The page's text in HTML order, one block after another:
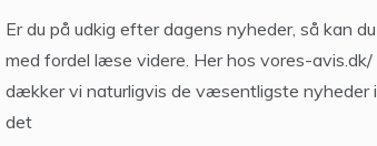
Er du på udkig efter dagens nyheder, så kan du
med fordel læse videre. Her hos vores-avis.dk/
dækker vi naturligvis de væsentligste nyheder i
det